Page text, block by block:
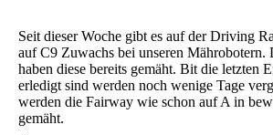
Seit dieser Woche gibt es auf der Driving
auf C9 Zuwachs bei unseren Mährobotern.
haben diese bereits gemäht. Bit die letzten
erledigt sind werden noch wenige Tage
werden die Fairway wie schon auf A in
gemäht.